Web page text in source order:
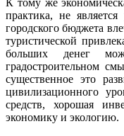
практика, не
городского бюджета
туристической
больших денег
градостроительном
существенное это
цивилизационного
средств, хорошая
экономику и экологию.